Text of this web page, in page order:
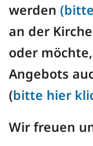
werden
an der
oder
Angebots
(bitte hier
Wir freuen